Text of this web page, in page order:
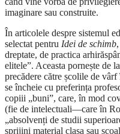
imaginare sau construite.
În articolele despre sistemul
selectat pentru Idei de schimb
dreptate, de practica
elitele”. Aceasta pornește de
precădere către școlile de
se încheie cu preferința
copiii „buni”, care, în mod
(fie de intelectuali—care în
„absolvenți de studii
sprijini material clasa sau